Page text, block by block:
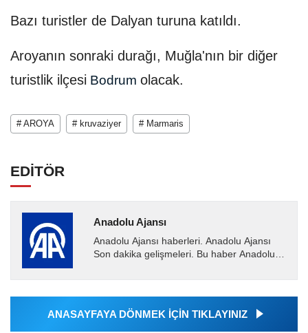
Bazı turistler de Dalyan turuna katıldı.
Aroyanın sonraki durağı, Muğla'nın bir diğer
turistlik ilçesi Bodrum olacak.
# AROYA # kruvaziyer # Marmaris
EDİTÖR
Anadolu Ajansı
Anadolu Ajansı haberleri. Anadolu Ajansı
Son dakika gelişmeleri. Bu haber Anadolu
Ajansı tarafından...
ANASAYFAYA DÖNMEK İÇİN TIKLAYINIZ